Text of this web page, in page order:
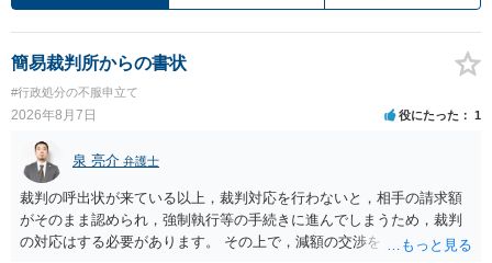
簡易裁判所からの書状
#行政処分の不服申立て
2026年8月7日 役にたった 1
泉 亮介 弁護士
裁判の呼出状が来ている以上，裁判対応を行わないと，相手の請求額
がそのまま認められ，強制執行等の手続きに進んでしまうため，裁判
の対応はする必要があります。 その上で，減額の交渉をしたり，分割